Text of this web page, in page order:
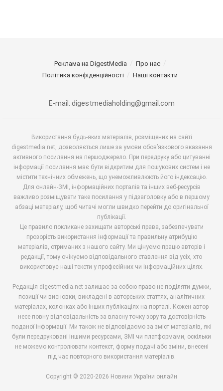
Реклама на DigestMedia
Про нас
Політика конфіденційності
Наші контакти
E-mail: digestmediaholding@gmail.com
Використання будь-яких матеріалів, розміщених на сайті
digestmedia.net, дозволяється лише за умови обов’язкового вказання
активного посилання на першоджерело. При передруку або цитуванні
інформації посилання має бути відкритим для пошукових систем і не
містити технічних обмежень, що унеможливлюють його індексацію.
Для онлайн-ЗМІ, інформаційних порталів та інших веб-ресурсів
важливо розміщувати таке посилання у підзаголовку або в першому
абзаці матеріалу, щоб читачі могли швидко перейти до оригінальної
публікації.
Це правило покликане захищати авторські права, забезпечувати
прозорість використання інформації та правильну атрибуцію
матеріалів, отриманих з нашого сайту. Ми цінуємо працю авторів і
редакції, тому очікуємо відповідального ставлення від усіх, хто
використовує наші тексти у професійних чи інформаційних цілях.
Редакція digestmedia.net залишає за собою право не поділяти думки,
позиції чи висновки, викладені в авторських статтях, аналітичних
матеріалах, колонках або інших публікаціях на порталі. Кожен автор
несе повну відповідальність за власну точку зору та достовірність
поданої інформації. Ми також не відповідаємо за зміст матеріалів, які
були передруковані іншими ресурсами, ЗМІ чи платформами, оскільки
не можемо контролювати контекст, форму подачі або зміни, внесені
під час повторного використання матеріалів.
Copyright © 2020-2026 Новини України онлайн